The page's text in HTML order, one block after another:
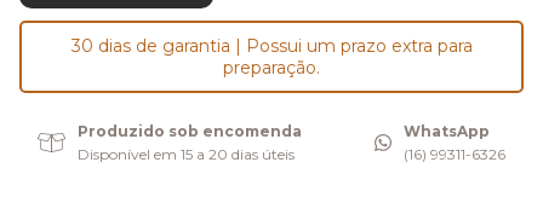
30 dias de garantia | Possui um prazo extra para
preparação.
Produzido sob encomenda
Disponível em 15 a 20 dias úteis
WhatsApp
(16) 99311-6326